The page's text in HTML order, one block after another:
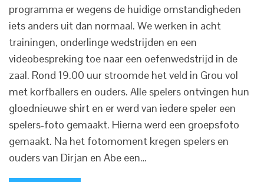
programma er wegens de huidige omstandigheden
iets anders uit dan normaal. We werken in acht
trainingen, onderlinge wedstrijden en een
videobespreking toe naar een oefenwedstrijd in de
zaal. Rond 19.00 uur stroomde het veld in Grou vol
met korfballers en ouders. Alle spelers ontvingen hun
gloednieuwe shirt en er werd van iedere speler een
spelers-foto gemaakt. Hierna werd een groepsfoto
gemaakt. Na het fotomoment kregen spelers en
ouders van Dirjan en Abe een…